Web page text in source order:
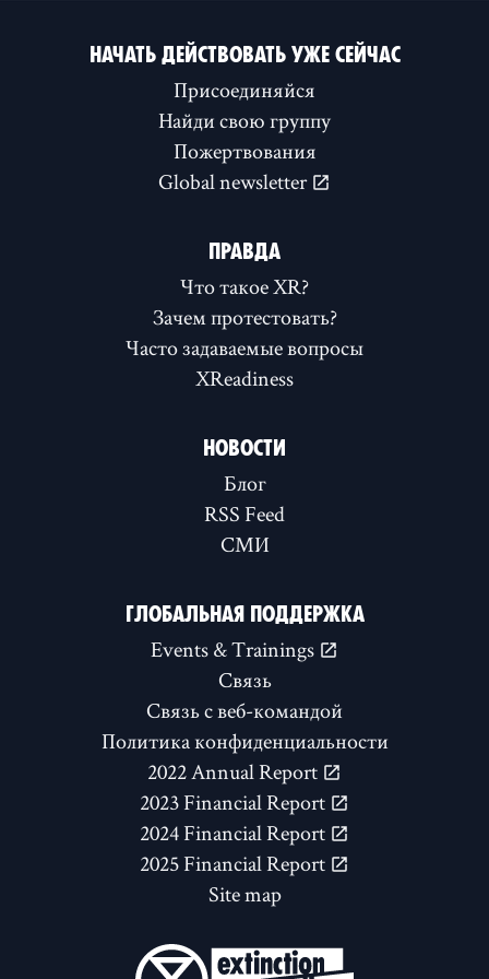
НАЧАТЬ ДЕЙСТВОВАТЬ УЖЕ СЕЙЧАС
Присоединяйся
Найди свою группу
Пожертвования
Global newsletter
ПРАВДА
Что такое XR?
Зачем протестовать?
Часто задаваемые вопросы
XReadiness
НОВОСТИ
Блог
RSS Feed
СМИ
ГЛОБАЛЬНАЯ ПОДДЕРЖКА
Events & Trainings
Связь
Связь с веб-командой
Политика конфиденциальности
2022 Annual Report
2023 Financial Report
2024 Financial Report
2025 Financial Report
Site map